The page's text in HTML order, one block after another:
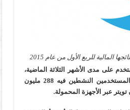
المالية للربع الأول من عام 2015
النشطين شهريًا حوالي 302 مليون مستخدم على مدى الأشهر الثلاثة الماضية،
بزيادة قدرها 16% مقارنةً بالربع الأخير من العام السابق، والذي بلغ عدد المستخدمين النشطين فيه 288 مليون